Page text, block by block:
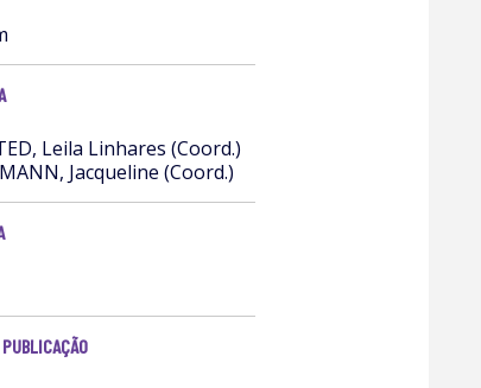
Leila Linhares (Coord.)
Jacqueline (Coord.)
PUBLICAÇÃO